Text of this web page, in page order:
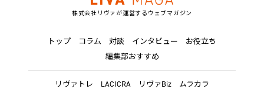
株式会社リヴァが運営するウェブマガジン
トップ コラム 対談 インタビュー
お役立ち
編集部おすすめ
リヴァトレ LACICRA リヴァBiz ムラカラ